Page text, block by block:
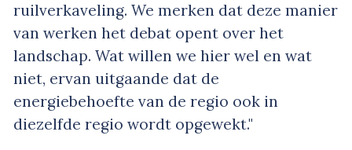
ruilverkaveling. We merken dat deze manier
van werken het debat opent over het
landschap. Wat willen we hier wel en wat
niet, ervan uitgaande dat de
energiebehoefte van de regio ook in
diezelfde regio wordt opgewekt."